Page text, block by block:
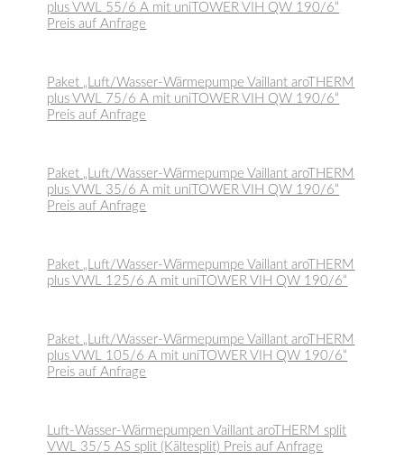
plus VWL 55/6 A mit uniTOWER VIH QW 190/6“
Preis auf Anfrage
Paket „Luft/Wasser-Wärmepumpe Vaillant aroTHERM
plus VWL 75/6 A mit uniTOWER VIH QW 190/6“
Preis auf Anfrage
Paket „Luft/Wasser-Wärmepumpe Vaillant aroTHERM
plus VWL 35/6 A mit uniTOWER VIH QW 190/6“
Preis auf Anfrage
Paket „Luft/Wasser-Wärmepumpe Vaillant aroTHERM
plus VWL 125/6 A mit uniTOWER VIH QW 190/6“
Paket „Luft/Wasser-Wärmepumpe Vaillant aroTHERM
plus VWL 105/6 A mit uniTOWER VIH QW 190/6“
Preis auf Anfrage
Luft-Wasser-Wärmepumpen Vaillant aroTHERM split
VWL 35/5 AS split (Kältesplit) Preis auf Anfrage